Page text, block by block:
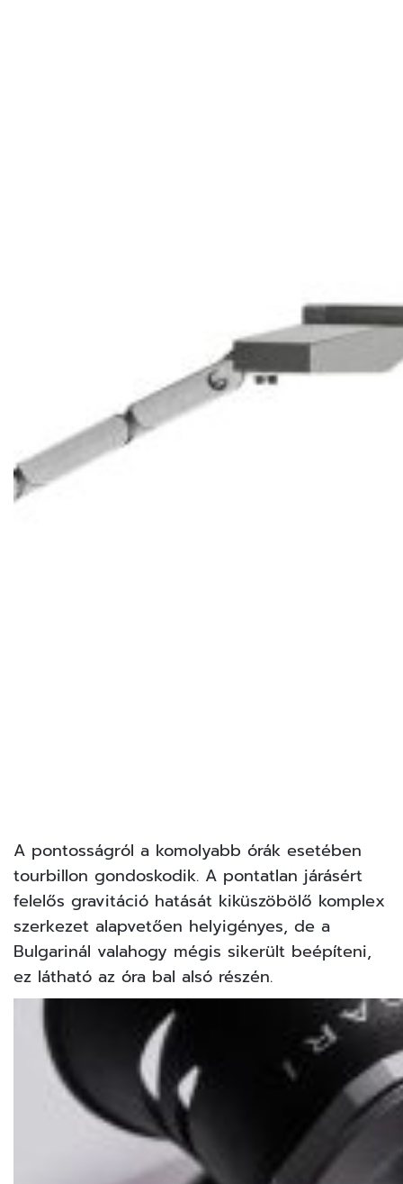
A pontosságról a komolyabb órák esetében
tourbillon gondoskodik. A pontatlan járásért
felelős gravitáció hatását kiküszöbölő komplex
szerkezet alapvetően helyigényes, de a
Bulgarinál valahogy mégis sikerült beépíteni,
ez látható az óra bal alsó részén.